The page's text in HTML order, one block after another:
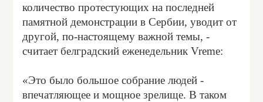
количество протестующих на последней
памятной демонстрации в Сербии, уводит от
другой, по-настоящему важной темы, -
считает белградский еженедельник Vreme:
«Это было большое собрание людей -
впечатляющее и мощное зрелище. В таком